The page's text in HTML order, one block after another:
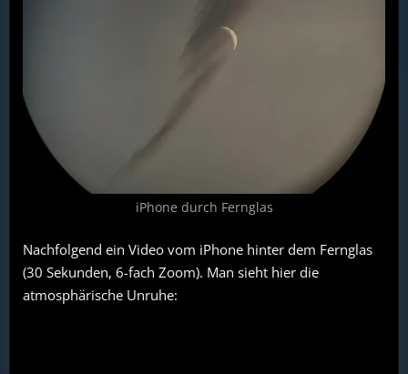
iPhone durch Fernglas
Nachfolgend ein Video vom iPhone hinter dem Fernglas
(30 Sekunden, 6-fach Zoom). Man sieht hier die
atmosphärische Unruhe: